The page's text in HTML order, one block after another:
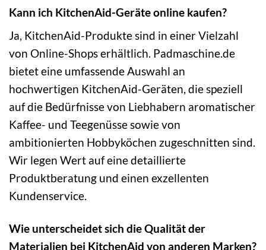
Kann ich KitchenAid-Geräte online kaufen?
Ja, KitchenAid-Produkte sind in einer Vielzahl
von Online-Shops erhältlich. Padmaschine.de
bietet eine umfassende Auswahl an
hochwertigen KitchenAid-Geräten, die speziell
auf die Bedürfnisse von Liebhabern aromatischer
Kaffee- und Teegenüsse sowie von
ambitionierten Hobbyköchen zugeschnitten sind.
Wir legen Wert auf eine detaillierte
Produktberatung und einen exzellenten
Kundenservice.
Wie unterscheidet sich die Qualität der
Materialien bei KitchenAid von anderen Marken?